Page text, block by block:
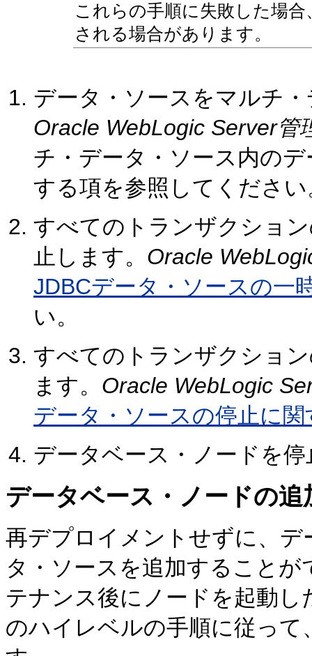
これらの手順に失敗した場
される場合があります。
データ・ソースをマルチ
Oracle WebLogic Server管
チ・データ・ソース内の
する項を参照してください
すべてのトランザクショ
止します。 Oracle
JDBCデータ・ソースの一
い。
すべてのトランザクショ
ます。 Oracle WebLogic
データ・ソースの停止に関
データベース・ノードを
データベース・ノードの追
再デプロイメントせずに、
タ・ソースを追加すること
テナンス後にノードを起動
のハイレベルの手順に従っ